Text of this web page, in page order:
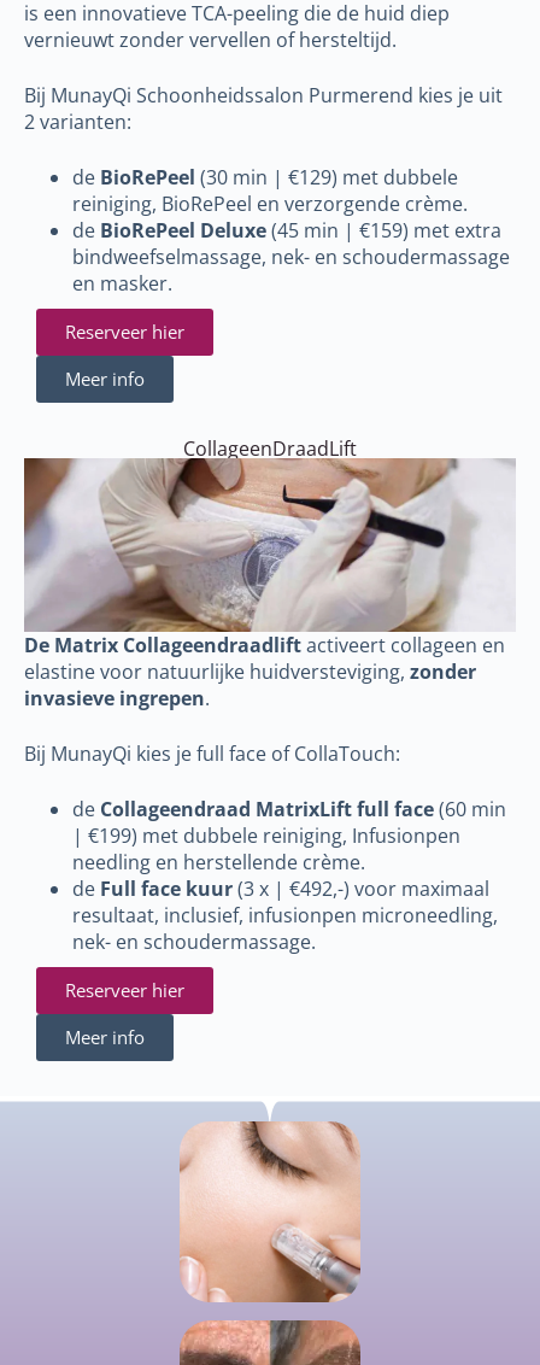
is een innovatieve TCA-peeling die de huid diep
vernieuwt zonder vervellen of hersteltijd.
Bij MunayQi Schoonheidssalon Purmerend kies je uit
2 varianten:
de BioRePeel (30 min | €129) met dubbele
reiniging, BioRePeel en verzorgende crème.
de BioRePeel Deluxe(45 min | €159) met extra
bindweefselmassage, nek- en schoudermassage
en masker.
Reserveer hier
Meer info
CollageenDraadLift
De Matrix Collageendraadliftactiveert collageen en
elastine voor natuurlijke huidversteviging, zonder
invasieve ingrepen.
Bij MunayQi kies je full face of CollaTouch:
de Collageendraad MatrixLift full face(60 min
| €199) met dubbele reiniging, Infusionpen
needling en herstellende crème.
de Full face kuur(3 x | €492,-) voor maximaal
resultaat, inclusief, infusionpen microneedling,
nek- en schoudermassage.
Reserveer hier
Meer info